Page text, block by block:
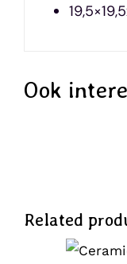
Ook
Related